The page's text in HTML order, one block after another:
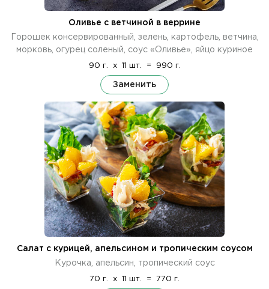
Оливье с ветчиной в веррине
Горошек консервированный, зелень, картофель, ветчина,
морковь, огурец соленый, соус «Оливье», яйцо куриное
90 г. x 11 шт. = 990 г.
Заменить
Салат с курицей, апельсином и тропическим соусом
Курочка, апельсин, тропический соус
70 г. x 11 шт. = 770 г.